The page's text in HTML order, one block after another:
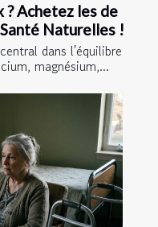
? Achetez les de
Naturelles !
dans l'équilibre
magnésium,...